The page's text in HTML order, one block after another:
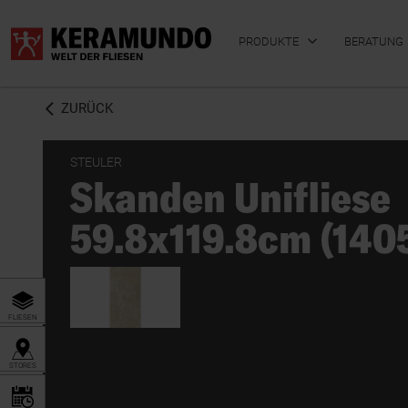
PRODUKTE
BADFLIESEN KÜCHENFLIESEN
BERATUNG
ZURÜCK
STEULER
Skanden Unifliese
59.8x119.8cm
FLIESEN
STORES